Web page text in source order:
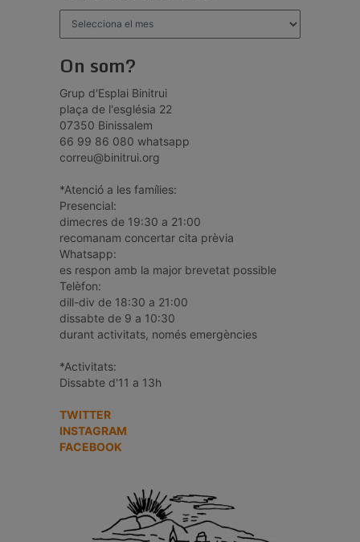
On som?
Grup d'Esplai Binitrui
plaça de l'església 22
07350 Binissalem
66 99 86 080 whatsapp
correu@binitrui.org
*Atenció a les famílies:
Presencial:
dimecres de 19:30 a 21:00
recomanam concertar cita prèvia
Whatsapp:
es respon amb la major brevetat possible
Telèfon:
dill-div de 18:30 a 21:00
dissabte de 9 a 10:30
durant activitats, només emergències
*Activitats:
Dissabte d'11 a 13h
TWITTER
INSTAGRAM
FACEBOOK